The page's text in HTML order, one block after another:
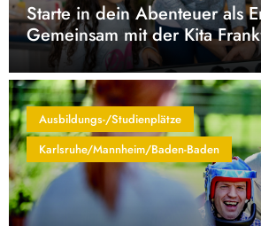
Starte in dein Abenteuer als
Gemeinsam mit der Kita
Ausbildungs-/Studienplätze
Karlsruhe/Mannheim/Baden-Baden